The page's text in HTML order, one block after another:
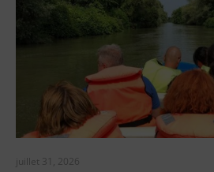
juillet 31, 2026